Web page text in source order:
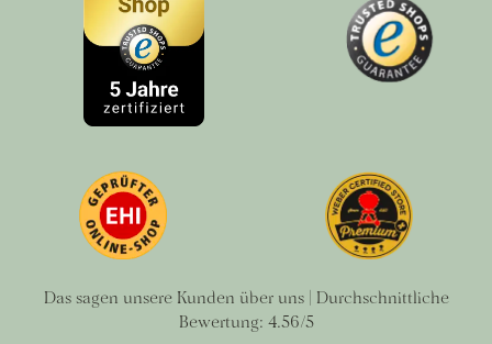
Das sagen unsere Kunden über uns | Durchschnittliche
Bewertung: 4.56/5